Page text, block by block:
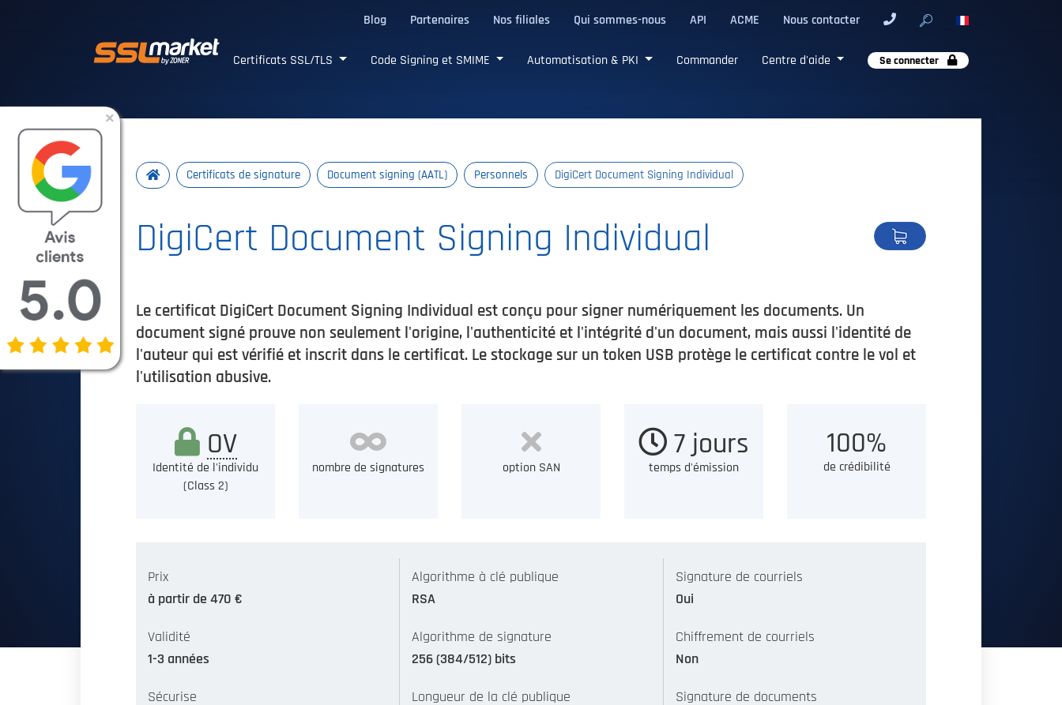
Blog Partenaires Nos filiales Qui sommes-nous API ACME Nous contacter
Certificats SSL/TLS Code Signing et SMIME Automatisation & PKI Commander Centre d'aide Se connecter
Certificats de signature Document signing (AATL) Personnels DigiCert Document Signing Individual
DigiCert Document Signing Individual
Le certificat DigiCert Document Signing Individual est conçu pour signer numériquement les documents. Un
document signé prouve non seulement l'origine, l'authenticité et l'intégrité d'un document, mais aussi l'identité de
l'auteur qui est vérifié et inscrit dans le certificat. Le stockage sur un token USB protège le certificat contre le vol et
l'utilisation abusive.
OV
Identité de l'individu
(Class 2)
nombre de signatures option SAN
7 jours
temps d'émission
100%
de crédibilité
Prix
à partir de 470 €
Validité
1-3 années
Sécurise
Algorithme à clé publique
RSA
Algorithme de signature
256 (384/512) bits
Longueur de la clé publique
Signature de courriels
Oui
Chiffrement de courriels
Non
Signature de documents
×